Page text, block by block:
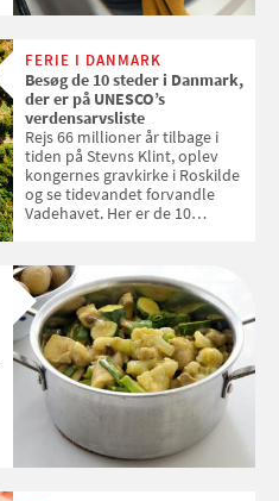
FERIE I DANMARK
Besøg de 10 steder i Danmark,
der er på UNESCO’s
verdensarvsliste
Rejs 66 millioner år tilbage i
tiden på Stevns Klint, oplev
kongernes gravkirke i Roskilde
og se tidevandet forvandle
Vadehavet. Her er de 10